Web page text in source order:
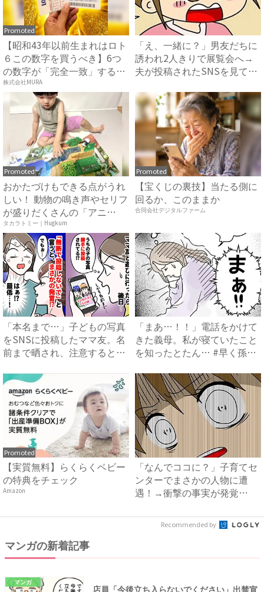
Promoted
【昭和43年以前生まれはロト
６この数字を買うべき】6つ
の数字が「完全一致」する
方...
株式会社MURA
「え、一緒に？」男友だちに
誘われ2人きりで展覧会へ→
夫が投稿されたSNSを見て
Promoted
おかたづけもできる点がうれ
しい！ 動物の鳴き声やセリフ
が盛りだくさんの「アニ
ア ...
タカラトミー｜Hugkum
Promoted
【宝くじの裏技】当たる側に
回るか、このままか
合同会社デジタルファーム
「本名まで…」子どもの写真
をSNSに投稿したママ友。名
前まで晒され、注意すると
「まあ…！！」電話をかけて
きた義母。私が寝ていたこと
を知ったとたん… #早く孫
Promoted
【実質無料】らくらくベビー
の特典をチェック
Amazon
「なんでココに？」子育てセ
ンターでまさかの人物に遭
遇！→衝撃の事実が発覚
Recommended by
マンガの新着記事
マンガ
店員「今後立ち入らないでください」出禁宣